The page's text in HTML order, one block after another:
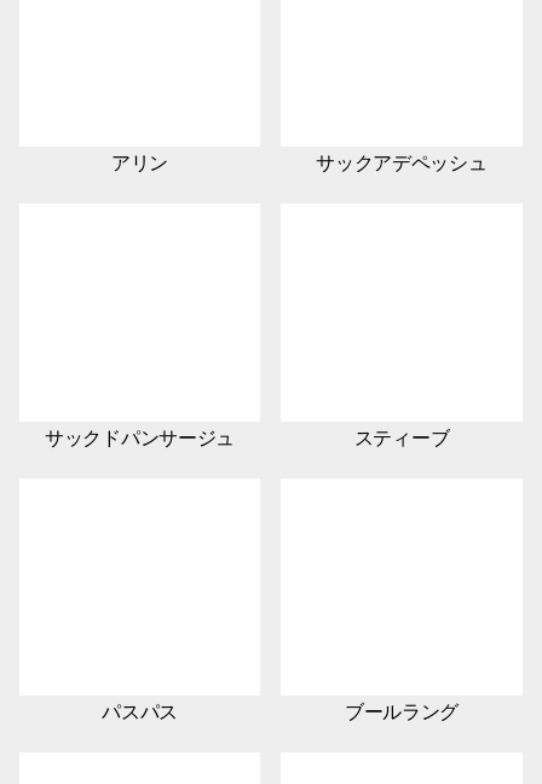
アリン サックアデペッシュ
サックドパンサージュ スティーブ
パスパス ブールラング